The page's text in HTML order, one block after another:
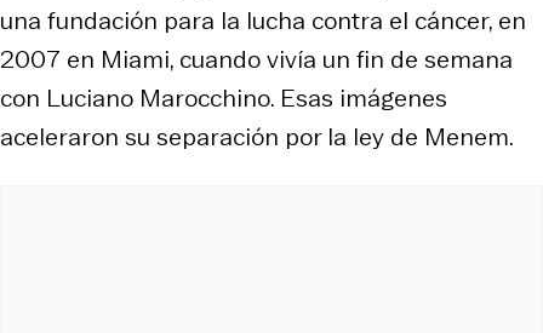
una fundación para la lucha contra el cáncer, en
2007 en Miami, cuando vivía un fin de semana
con Luciano Marocchino. Esas imágenes
aceleraron su separación por la ley de Menem.